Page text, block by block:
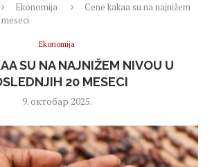
Ekonomija
Cene kakaa su na najnižem
Ekonomija
SU NA NAJNIŽEM NIVOU U
20 MESECI
9. октобар 2025.